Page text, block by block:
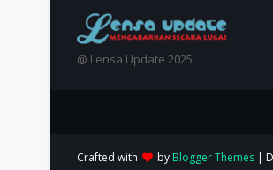
@ Lensa Update 2025
Crafted with by Blogger Themes |